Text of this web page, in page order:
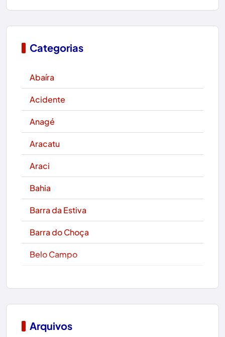
Categorias
Abaíra
Acidente
Anagé
Aracatu
Araci
Bahia
Barra da Estiva
Barra do Choça
Belo Campo
Boquira
Arquivos